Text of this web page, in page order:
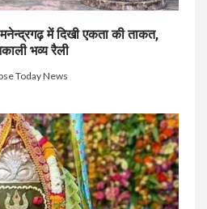
में दिखी एकता की ताकत,
भव्य रैली
Today News